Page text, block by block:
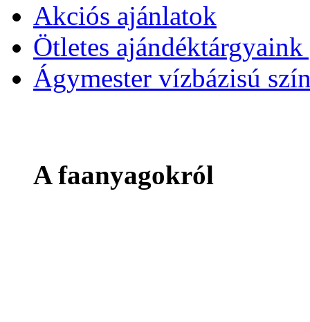
Akciós ajánlatok
Ötletes
Ágymester vízbázisú
A faanyagokról